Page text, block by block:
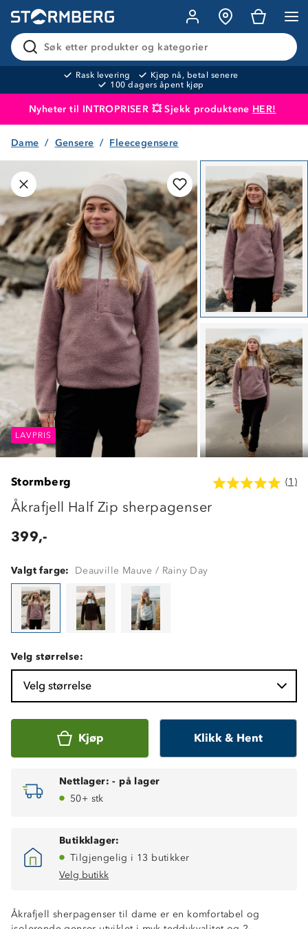
Søk etter produkter og kategorier
Rask levering
Kjøp nå, betal senere
100 dagers åpent kjøp
Nyheter til INTROPRISER 💥 Sjekk produktene HER!
Produktet er lagt i handlekurven
Dame Gensere Fleecegensere
LAVPRIS LAVPRIS
LAVPRIS
Stormberg (1)
Åkrafjell Half Zip sherpagenser
399,-
Valgt farge: Deauville Mauve / Rainy Day
Velg størrelse:
Velg størrelse
Kjøp Klikk & Hent
Nettlager: - på lager
50+ stk
Butikklager:
Tilgjengelig i 13 butikker
Velg butikk
Åkrafjell sherpagenser til dame er en komfortabel og